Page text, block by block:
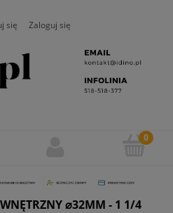
się Zaloguj się
⌀32MM - 1 1/4